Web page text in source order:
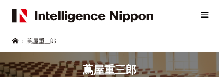
蔦屋重三郎
蔦屋重三郎